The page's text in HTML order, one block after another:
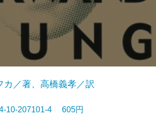
カ／著、高橋義孝／訳
10-207101-4 605円